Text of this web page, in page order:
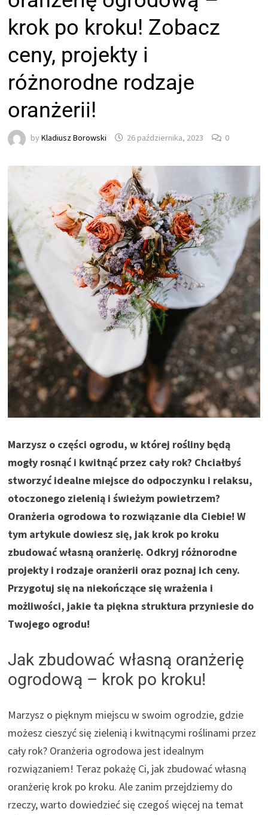
krok po kroku! Zobacz
ceny, projekty i
różnorodne rodzaje
oranżerii!
byKladiusz Borowski 26 października, 2023 0
Marzysz o części ogrodu, w której rośliny będą
mogły rosnąć i kwitnąć przez cały rok? Chciałbyś
stworzyć idealne miejsce do odpoczynku i relaksu,
otoczonego zielenią i świeżym powietrzem?
Oranżeria ogrodowa to rozwiązanie dla Ciebie! W
tym artykule dowiesz się, jak krok po kroku
zbudować własną oranżerię. Odkryj różnorodne
projekty i rodzaje oranżerii oraz poznaj ich ceny.
Przygotuj się na niekończące się wrażenia i
możliwości, jakie ta piękna struktura przyniesie do
Twojego ogrodu!
Jak zbudować własną oranżerię
ogrodową – krok po kroku!
Marzysz o pięknym miejscu w swoim ogrodzie, gdzie
możesz cieszyć się zielenią i kwitnącymi roślinami przez
cały rok? Oranżeria ogrodowa jest idealnym
rozwiązaniem! Teraz pokażę Ci, jak zbudować własną
oranżerię krok po kroku. Ale zanim przejdziemy do
rzeczy, warto dowiedzieć się czegoś więcej na temat